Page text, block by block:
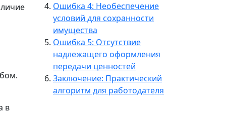
в
Ошибка 4: Необеспечение
условий для сохранности
имущества
Ошибка 5: Отсутствие
надлежащего оформления
передачи ценностей
Заключение: Практический
алгоритм для работодателя